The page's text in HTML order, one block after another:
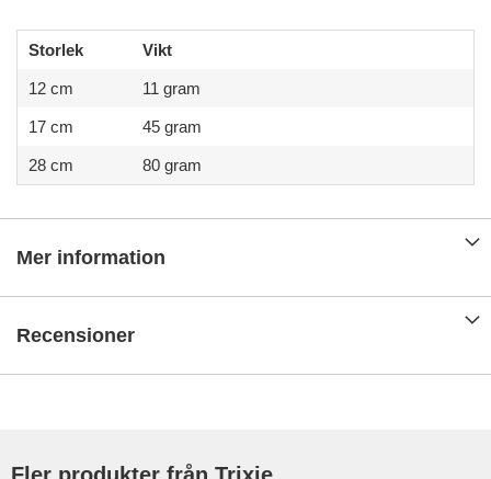
Storlek Vikt
12 cm 11 gram
17 cm 45 gram
28 cm 80 gram
Mer information
Recensioner